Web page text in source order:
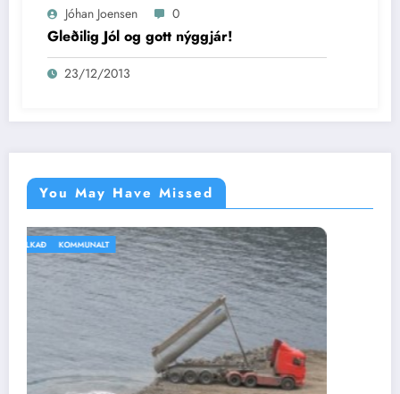
Jóhan Joensen 0
Gleðilig Jól og gott nýggjár!
23/12/2013
You May Have Missed
IKKI BÓLKAÐ VEÐRIÐ